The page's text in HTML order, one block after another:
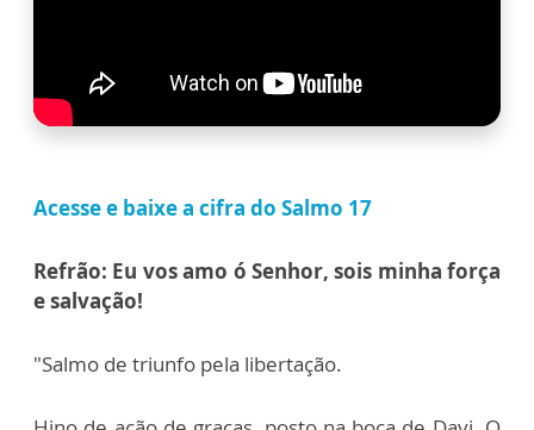
Acesse e baixe a cifra do Salmo 17
Refrão: Eu vos amo ó Senhor, sois minha força
e salvação!
"Salmo de triunfo pela libertação.